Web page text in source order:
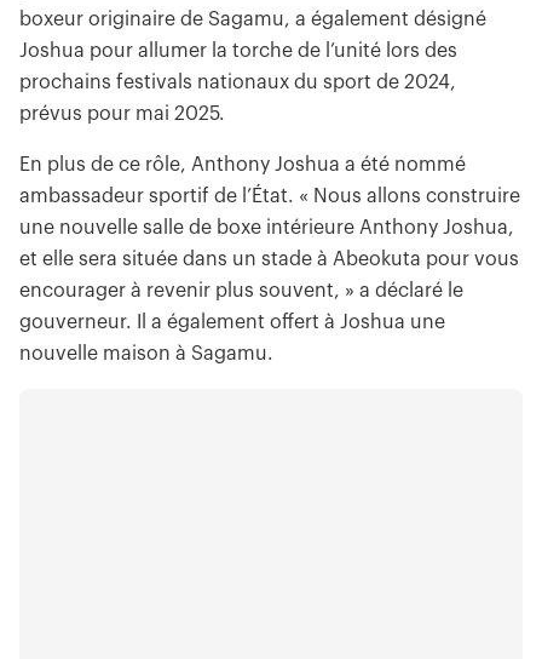
boxeur originaire de Sagamu, a également désigné
Joshua pour allumer la torche de l’unité lors des
prochains festivals nationaux du sport de 2024,
prévus pour mai 2025.
En plus de ce rôle, Anthony Joshua a été nommé
ambassadeur sportif de l’État. « Nous allons construire
une nouvelle salle de boxe intérieure Anthony Joshua,
et elle sera située dans un stade à Abeokuta pour vous
encourager à revenir plus souvent, » a déclaré le
gouverneur. Il a également offert à Joshua une
nouvelle maison à Sagamu.